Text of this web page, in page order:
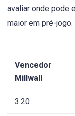
avaliar onde pode
maior em pré-jogo.
Vencedor
Millwall
3.20